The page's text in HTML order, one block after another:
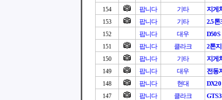
154 팝니다 기타 지게
153 팝니다 기타 2.5톤
152 팝니다 대우 D50S
151 팝니다 클라크 2톤
150 팝니다 기타 지게
149 팝니다 대우 전동
148 팝니다 현대
147 팝니다 클라크